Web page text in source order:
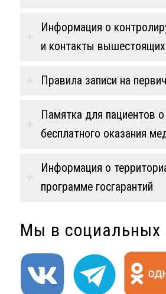
⁠Информация о
и контакты
Правила записи на
Памятка для пациентов о
бесплатного оказания
Информация о
программе госгарантий
Мы в социальных